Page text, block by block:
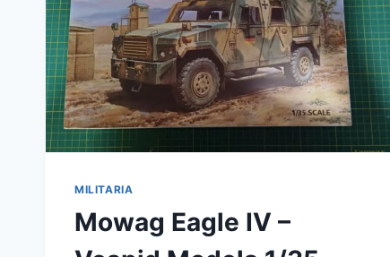
MILITARIA
Mowag Eagle IV –